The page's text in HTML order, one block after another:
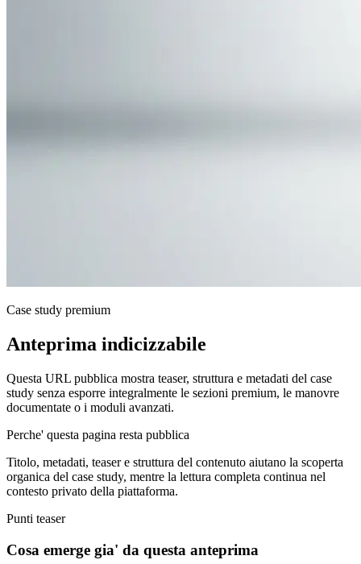
Case study premium
Anteprima indicizzabile
Questa URL pubblica mostra teaser, struttura e metadati del case
study senza esporre integralmente le sezioni premium, le manovre
documentate o i moduli avanzati.
Perche' questa pagina resta pubblica
Titolo, metadati, teaser e struttura del contenuto aiutano la scoperta
organica del case study, mentre la lettura completa continua nel
contesto privato della piattaforma.
Punti teaser
Cosa emerge gia' da questa anteprima